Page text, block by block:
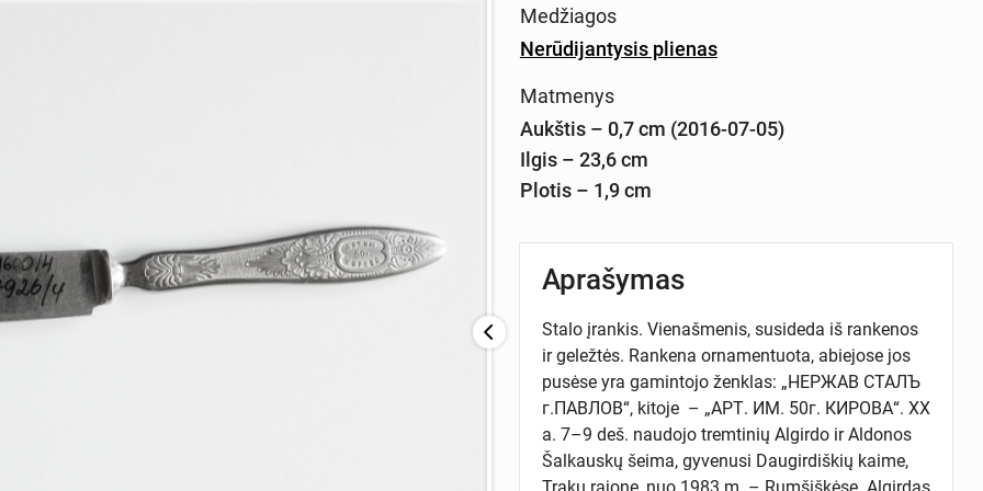
Medžiagos
Nerūdijantysis plienas
Matmenys
Aukštis – 0,7 cm (2016-07-05)
Ilgis – 23,6 cm
Plotis – 1,9 cm
Aprašymas
Stalo įrankis. Vienašmenis, susideda iš rankenos
ir geležtės. Rankena ornamentuota, abiejose jos
pusėse yra gamintojo ženklas: „НЕРЖАВ СТАЛЪ
г.ПАВЛОВ“, kitoje – „АРТ. ИМ. 50г. КИРОВА“. XX
a. 7–9 deš. naudojo tremtinių Algirdo ir Aldonos
Šalkauskų šeima, gyvenusi Daugirdiškių kaime,